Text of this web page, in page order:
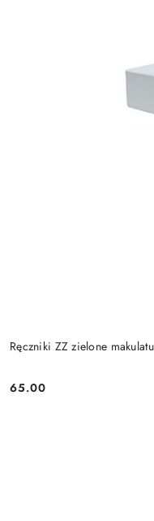
Ręczniki ZZ zielone
Cena:
65.00